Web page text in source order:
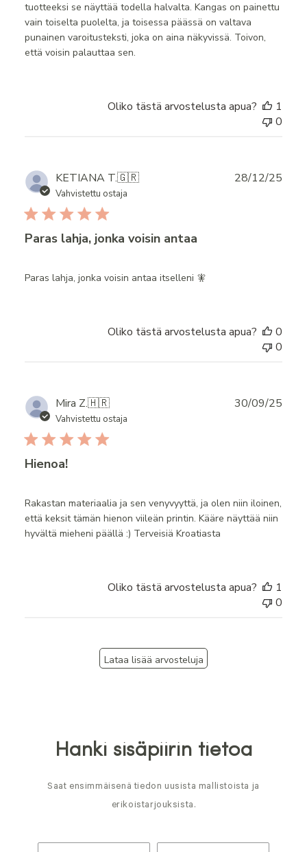
tuotteeksi se näyttää todella halvalta. Kangas on painettu
vain toiselta puolelta, ja toisessa päässä on valtava
punainen varoitusteksti, joka on aina näkyvissä. Toivon,
että voisin palauttaa sen.
Oliko tästä arvostelusta apua?
1
0
KETIANA T.🇬🇷
Vahvistettu ostaja
Paras lahja, jonka voisin antaa
Paras lahja, jonka voisin antaa itselleni 🧚
28/12/25
Oliko tästä arvostelusta apua?
0
0
Mira Z.🇭🇷
Vahvistettu ostaja
Hienoa!
Rakastan materiaalia ja sen venyvyyttä, ja olen niin iloinen,
että keksit tämän hienon viileän printin. Kääre näyttää niin
hyvältä mieheni päällä :) Terveisiä Kroatiasta
30/09/25
Oliko tästä arvostelusta apua?
1
0
Lataa lisää arvosteluja
Hanki sisäpiirin tietoa
Saat ensimmäisenä tiedon uusista mallistoista ja
erikoistarjouksista.